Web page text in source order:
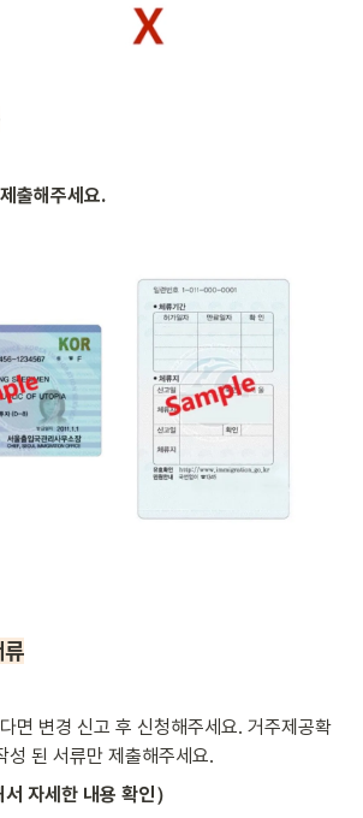
출해주세요.
류
면 변경 신고 후 신청해주세요. 거주제공확
성 된 서류만 제출해주세요.
자세한 내용 확인）